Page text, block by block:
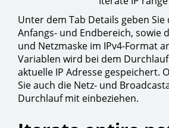
Unter dem Tab Details geben Sie
Anfangs- und Endbereich, sowie
und Netzmaske im IPv4-Format
Variablen wird bei dem
aktuelle IP Adresse gespeichert.
Sie auch die Netz- und
Durchlauf mit einbeziehen.